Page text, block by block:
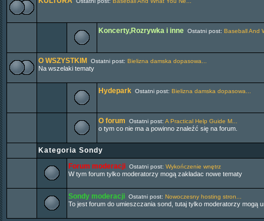
Koncerty,Rozrywka i inne Ostatni post: Baseball And
O WSZYSTKIM Ostatni post: Bielizna damska dopasowa...
Na wszelaki tematy
Hydepark Ostatni post: Bielizna damska dopasowa...
O forum Ostatni post: A Practical Help Guide M...
o tym co nie ma a powinno znaleźć się na forum.
Kategoria Sondy
Forum moderacji Ostatni post: Wykończenie wnętrz
W tym forum tylko moderatorzy mogą zakładac nowe tematy
Sondy moderacji Ostatni post: Nowoczesny hosting stron...
To jest forum do umieszczania sond, tutaj tylko moderatorzy mogą